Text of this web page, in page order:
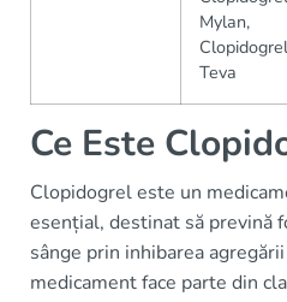
Mylan,
Clopidogrel
Teva
Ce Este
Clopidogrel este un
esențial, destinat să prevină
sânge prin inhibarea
medicament face parte din